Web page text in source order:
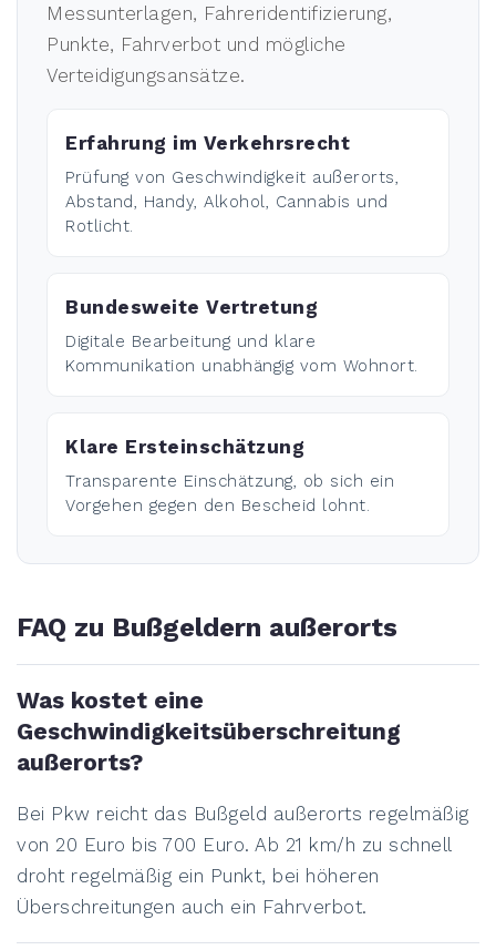
Messunterlagen, Fahreridentifizierung,
Punkte, Fahrverbot und mögliche
Verteidigungsansätze.
Erfahrung im Verkehrsrecht
Prüfung von Geschwindigkeit außerorts,
Abstand, Handy, Alkohol, Cannabis und
Rotlicht.
Bundesweite Vertretung
Digitale Bearbeitung und klare
Kommunikation unabhängig vom Wohnort.
Klare Ersteinschätzung
Transparente Einschätzung, ob sich ein
Vorgehen gegen den Bescheid lohnt.
FAQ zu Bußgeldern außerorts
Was kostet eine
Geschwindigkeitsüberschreitung
außerorts?
Bei Pkw reicht das Bußgeld außerorts regelmäßig
von 20 Euro bis 700 Euro. Ab 21 km/h zu schnell
droht regelmäßig ein Punkt, bei höheren
Überschreitungen auch ein Fahrverbot.